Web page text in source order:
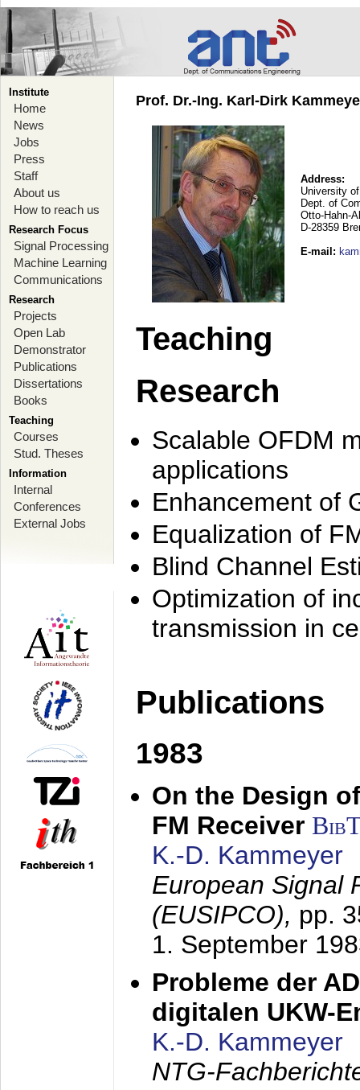
Institute
Home
News
Jobs
Press
Staff
About us
How to reach us
Research Focus
Signal Processing
Machine Learning
Communications
Research
Projects
Open Lab
Demonstrator
Publications
Dissertations
Books
Teaching
Courses
Stud. Theses
Information
Internal
Conferences
External Jobs
Prof. Dr.-Ing. Karl-Dirk
Address:
University
Dept. of
Otto-Hahn-
D-28359
E-mail :
Teaching
Research
Scalable OFDM
applications
Enhancement of
Equalization of
Blind Channel
Optimization of
transmission in
Publications
1983
On the Design
FM Receiver
K.-D. Kammeyer
European Signal
(EUSIPCO), pp.
1. September
Probleme der
digitalen UKW-
K.-D. Kammeyer
NTG-